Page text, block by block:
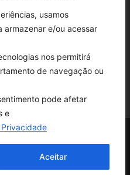
usamos
armazenar e/ou acessar
nos permitirá
de navegação ou
pode afetar
e
Aceitar
É proibida a reprodução do
eletrônico ou impresso,
SoloWeb.com.br